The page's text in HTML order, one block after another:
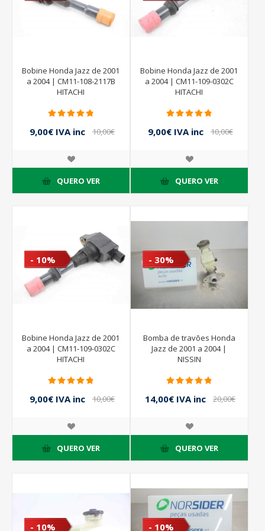
Bobine Honda Jazz de 2001
a 2004 | CM11-108-2117B
HITACHI
9,00€ IVA inc
10,00€
QUERO VER
Bobine Honda Jazz de 2001
a 2004 | CM11-109-0302C
HITACHI
9,00€ IVA inc
10,00€
QUERO VER
- 10%
Bobine Honda Jazz de 2001
a 2004 | CM11-109-0302C
HITACHI
9,00€ IVA inc
10,00€
QUERO VER
- 30%
Bomba de travões Honda
Jazz de 2001 a 2004 |
NISSIN
14,00€ IVA inc
20,00€
QUERO VER
- 10% - 10%